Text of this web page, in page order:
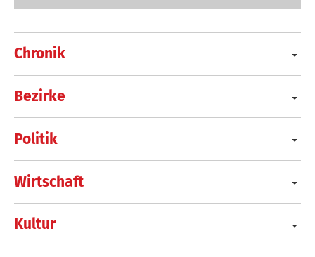
Chronik
Bezirke
Politik
Wirtschaft
Kultur